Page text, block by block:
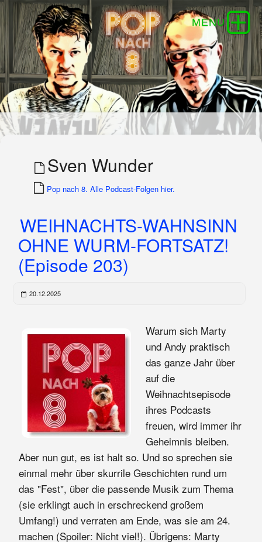
Sven Wunder
Pop nach 8. Alle Podcast-Folgen hier.
WEIHNACHTS-WAHNSINN
OHNE WURM-FORTSATZ!
(Episode 203)
20.12.2025
Warum sich Marty
und Andy praktisch
das ganze Jahr über
auf die
Weihnachtsepisode
ihres Podcasts
freuen, wird immer ihr
Geheimnis bleiben.
Aber nun gut, es ist halt so. Und so sprechen sie
einmal mehr über skurrile Geschichten rund um
das "Fest", über die passende Musik zum Thema
(sie erklingt auch in erschreckend großem
Umfang!) und verraten am Ende, was sie am 24.
machen (Spoiler: Nicht viel!). Übrigens: Marty